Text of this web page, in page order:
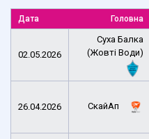
Дата Головна
02.05.2026
Суха Балка
(Жовті Води)
26.04.2026 СкайАп